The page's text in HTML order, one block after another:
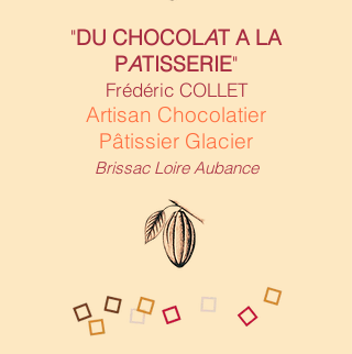
"DU CHOCOLAT A LA
PATISSERIE"
Frédéric COLLET
Artisan Chocolatier
Pâtissier Glacier
Brissac Loire Aubance